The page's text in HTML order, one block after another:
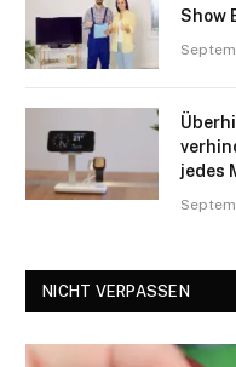
Show
jedes
NICHT VERPASSEN